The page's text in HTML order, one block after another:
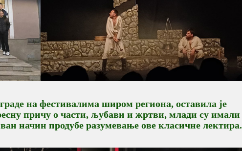
на фестивалима широм региона, оставила је
причу о части, љубави и жртви, млади су имали
начин продубе разумевање ове класичне лектира.